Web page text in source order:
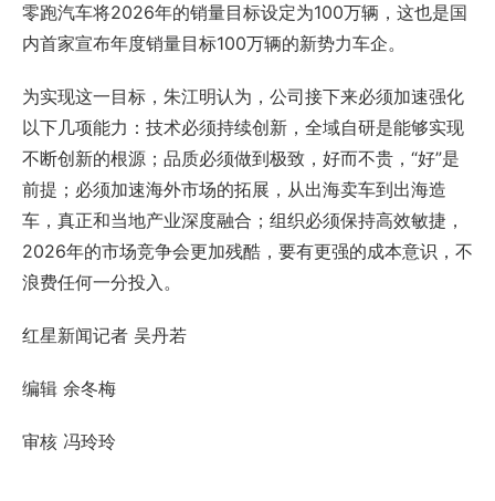
零跑汽车将2026年的销量目标设定为100万辆，这也是国
内首家宣布年度销量目标100万辆的新势力车企。
为实现这一目标，朱江明认为，公司接下来必须加速强化
以下几项能力：技术必须持续创新，全域自研是能够实现
不断创新的根源；品质必须做到极致，好而不贵，“好”是
前提；必须加速海外市场的拓展，从出海卖车到出海造
车，真正和当地产业深度融合；组织必须保持高效敏捷，
2026年的市场竞争会更加残酷，要有更强的成本意识，不
浪费任何一分投入。
红星新闻记者 吴丹若
编辑 余冬梅
审核 冯玲玲